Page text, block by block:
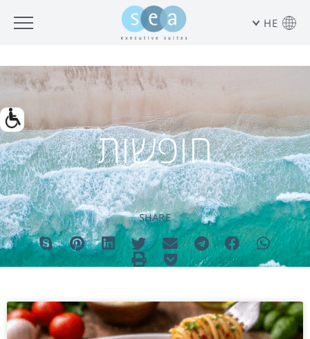
"המרכז
הישראלי
לְהַנְגָּשָׁת
אָתָרִים".
הַמְּסַיַּעַת
לִנְגִישׁוּת
הָאֲתָר.
לִפְתִיחַת
תַּפְרִיט
הֵנְּגִישׁוּת
לְחַץ
ALT+0
HE
חופשות
SHARE